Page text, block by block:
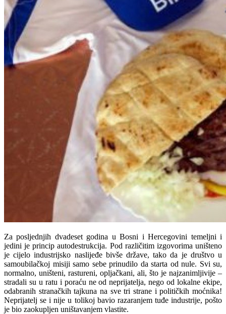
Za posljednjih dvadeset godina u Bosni i Hercegovini temeljni i
jedini je princip autodestrukcija. Pod različitim izgovorima uništeno
je cijelo industrijsko naslijeđe bivše države, tako da je društvo u
samoubilačkoj misiji samo sebe prinudilo da starta od nule. Svi su,
normalno, uništeni, rastureni, opljačkani, ali, što je najzanimljivije –
stradali su u ratu i poraću ne od neprijatelja, nego od lokalne ekipe,
odabranih stranačkih tajkuna na sve tri strane i političkih moćnika!
Neprijatelj se i nije u tolikoj bavio razaranjem tuđe industrije, pošto
je bio zaokupljen uništavanjem vlastite.